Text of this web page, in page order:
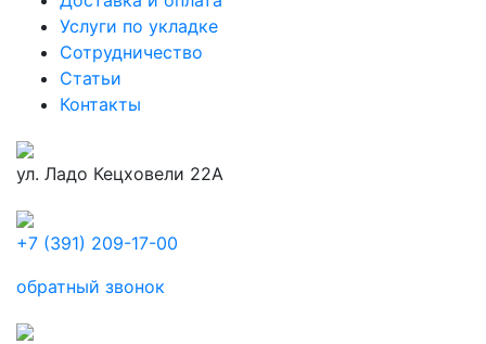
Услуги по укладке
Сотрудничество
Статьи
Контакты
ул. Ладо Кецховели 22А
+7 (391) 209-17-00
обратный звонок